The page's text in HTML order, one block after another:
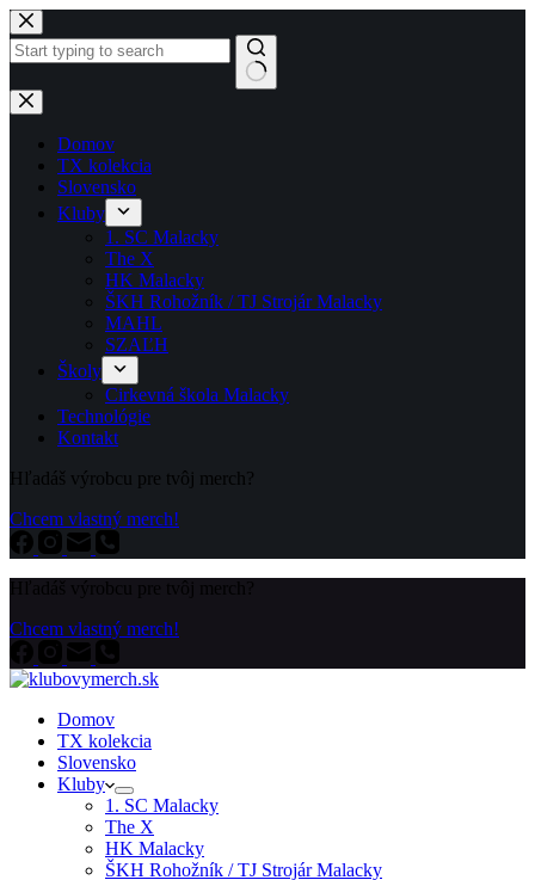
Skip
to
content
No
results
Domov
TX kolekcia
Slovensko
Kluby
1. SC Malacky
The X
HK Malacky
ŠKH Rohožník / TJ Strojár Malacky
MAHL
SZAĽH
Školy
Cirkevná škola Malacky
Technológie
Kontakt
Hľadáš výrobcu pre tvôj merch?
Chcem vlastný merch!
Chcem vlastný merch!
Domov
TX kolekcia
Slovensko
Kluby
1. SC Malacky
The X
HK Malacky
ŠKH Rohožník / TJ Strojár Malacky